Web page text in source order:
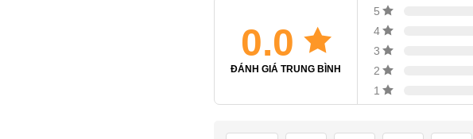
0.0
ĐÁNH GIÁ TRUNG BÌNH
5
4
3
2
1